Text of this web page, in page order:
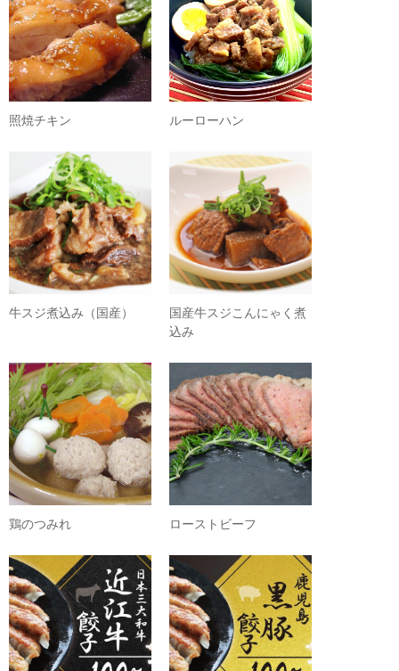
照焼チキン ルーローハン
牛スジ煮込み（国産）
国産牛スジこんにゃく煮
込み
鶏のつみれ ローストビーフ